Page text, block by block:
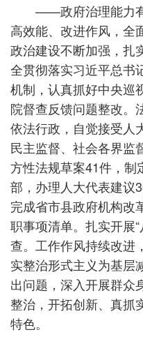
——政府治理能力
高效能、改进作风，全
政治建设不断加强，扎
全贯彻落实习近平总书
机制，认真抓好中央巡
院督查反馈问题整改。
依法行政，自觉接受人
民主监督、社会各界监
方性法规草案41件，制
部，办理人大代表建议
完成省市县政府机构改
职事项清单。扎实开展
查。工作作风持续改进
实整治形式主义为基层
出问题，深入开展群众
整治，开拓创新、真抓
特色。